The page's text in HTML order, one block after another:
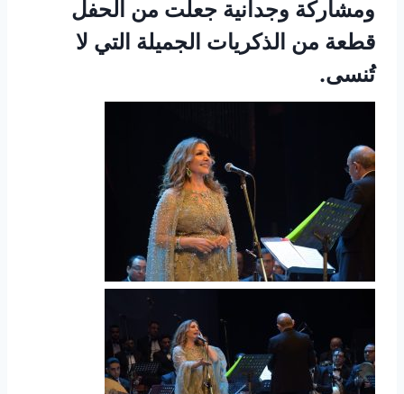
ومشاركة وجدانية جعلت من الحفل
قطعة من الذكريات الجميلة التي لا
تُنسى.